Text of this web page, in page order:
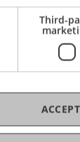
stehen
im
Third-